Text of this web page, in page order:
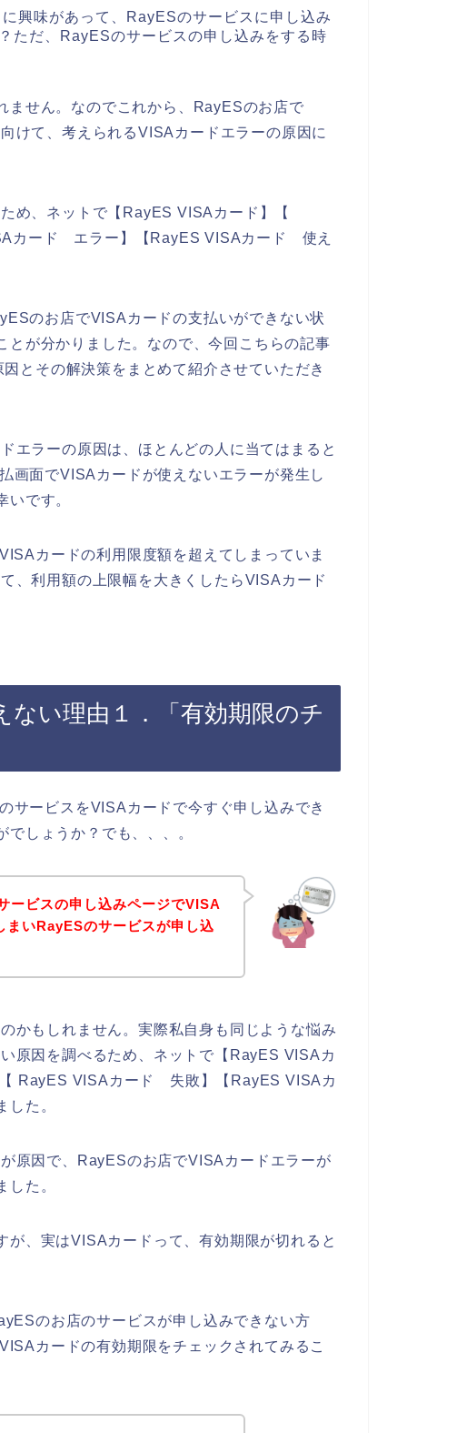
興味があって、RayESのサービスに申し込み
ただ、RayESのサービスの申し込みをする時
ません。なのでこれから、RayESのお店で
けて、考えられるVISAカードエラーの原因に
め、ネットで【RayES VISAカード】【
カード エラー】【RayES VISAカード 使え
のお店でVISAカードの支払いができない状
が分かりました。なので、今回こちらの記事
とその解決策をまとめて紹介させていただき
エラーの原因は、ほとんどの人に当てはまると
画面でVISAカードが使えないエラーが発生し
いです。
カードの利用限度額を超えてしまっていま
、利用額の上限幅を大きくしたらVISAカード
ない理由１．「有効期限のチ
サービスをVISAカードで今すぐ申し込みでき
しょうか？でも、、、。
ービスの申し込みページでVISA
まいRayESのサービスが申し込
かもしれません。実際私自身も同じような悩み
原因を調べるため、ネットで【RayES VISAカ
RayES VISAカード 失敗】【RayES VISAカ
た。
原因で、RayESのお店でVISAカードエラーが
た。
が、実はVISAカードって、有効期限が切れると
のお店のサービスが申し込みできない方
カードの有効期限をチェックされてみるこ